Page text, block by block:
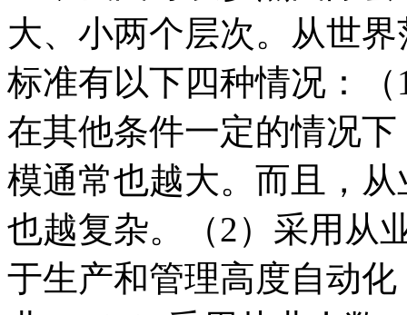
大、小两个层次。从世
标准有以下四种情况：
在其他条件一定的情况
模通常也越大。而且，
也越复杂。（2）采用从
于生产和管理高度自动